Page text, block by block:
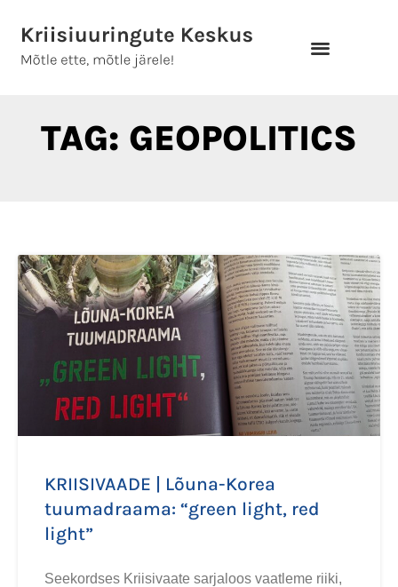
content
TAG: GEOPOLITICS
KRIISIVAADE | Lõuna-Korea
tuumadraama: “green light, red
light”
Seekordses Kriisivaate sarjaloos vaatleme riiki,